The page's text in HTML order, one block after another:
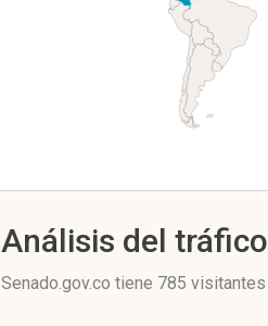
Análisis del tráfico
Senado.gov.co tiene 785 visitantes